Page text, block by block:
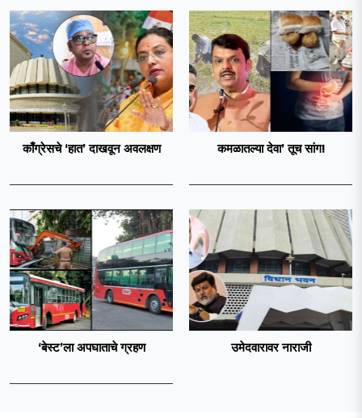
काँग्रेसचे ‘हात’ दाखवून अवलक्षण कमळातल्या देवा’ तूच सांग!
‘बेस्ट’ला अपघाताचे ग्रहण उमेदवारावर नाराजी